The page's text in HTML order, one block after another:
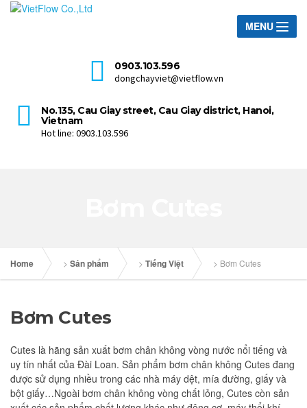
MENU
0903.103.596
dongchayviet@vietflow.vn
No.135, Cau Giay street, Cau Giay district, Hanoi,
Vietnam
Hot line: 0903.103.596
Home > Sản phẩm > Tiếng Việt > Bơm Cutes
Bơm Cutes
Cutes là hãng sản xuất bơm chân không vòng nước nổi tiếng và
uy tín nhất của Đài Loan. Sản phẩm bơm chân không Cutes đang
được sử dụng nhiều trong các nhà máy dệt, mía đường, giấy và
bột giấy…Ngoài bơm chân không vòng chất lỏng, Cutes còn sản